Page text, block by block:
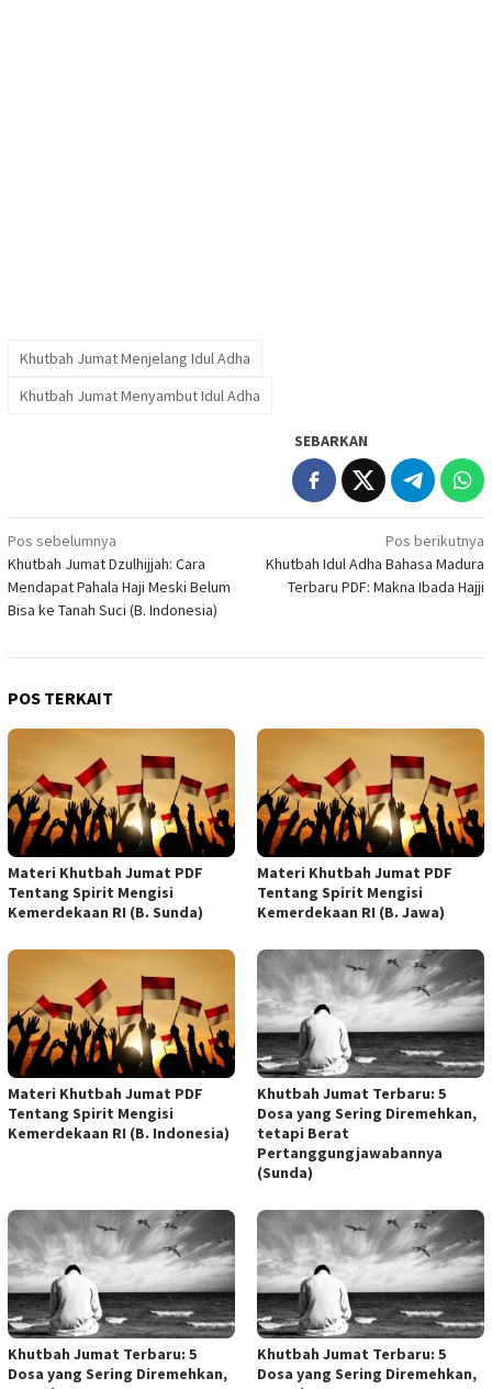
Khutbah Jumat Menjelang Idul Adha
Khutbah Jumat Menyambut Idul Adha
SEBARKAN
Navigasi
pos
Pos sebelumnya
Khutbah Jumat Dzulhijjah: Cara
Mendapat Pahala Haji Meski Belum
Bisa ke Tanah Suci (B. Indonesia)
Pos berikutnya
Khutbah Idul Adha Bahasa Madura
Terbaru PDF: Makna Ibada Hajji
POS TERKAIT
Materi Khutbah Jumat PDF
Tentang Spirit Mengisi
Kemerdekaan RI (B. Sunda)
Materi Khutbah Jumat PDF
Tentang Spirit Mengisi
Kemerdekaan RI (B. Jawa)
Materi Khutbah Jumat PDF
Tentang Spirit Mengisi
Kemerdekaan RI (B. Indonesia)
Khutbah Jumat Terbaru: 5
Dosa yang Sering Diremehkan,
tetapi Berat
Pertanggungjawabannya
(Sunda)
Khutbah Jumat Terbaru: 5
Dosa yang Sering Diremehkan,
Khutbah Jumat Terbaru: 5
Dosa yang Sering Diremehkan,